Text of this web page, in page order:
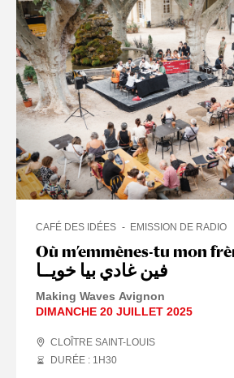
Où m’emmènes-tu mon
فين غادي بيا خويــا
CAFÉ DES IDÉES EMISSION DE RADIO
Making Waves Avignon
DIMANCHE 20 JUILLET 2025
CLOÎTRE SAINT-LOUIS
DURÉE : 1 H30